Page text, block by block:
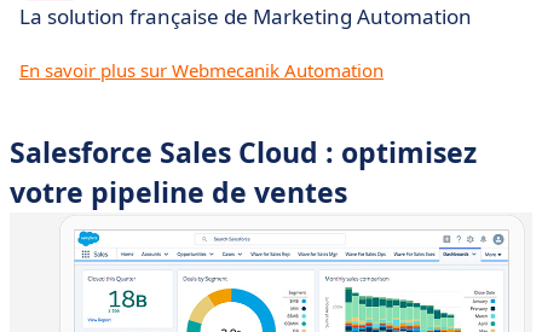
La solution française de Marketing Automation
En savoir plus sur Webmecanik Automation
Salesforce Sales Cloud : optimisez
votre pipeline de ventes